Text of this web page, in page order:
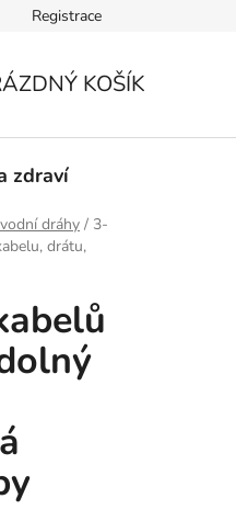
Registrace
KOŠÍK
zdraví
dráhy / 3-
drátu,